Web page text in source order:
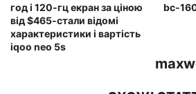
год і 120-гц екран за ціною
від $465-стали відомі
характеристики і вартість
iqoo neo 5s
bc-